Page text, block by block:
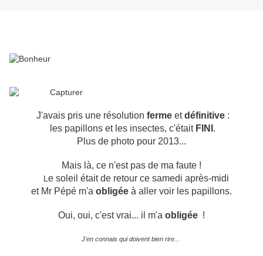
J'avais pris une résolution fermeetdéfinitive:
les papillons et les insectes, c'était FINI .
Plus de photo pour 2013...
Mais là, ce n'est pas de ma faute !
L e soleil était de retour ce samedi après-midi
et Mr Pépé m'a obligée à aller voir les papillons.
Oui, oui, c'est vrai... il m'a obligée !
J'en connais qui doivent bien rire...